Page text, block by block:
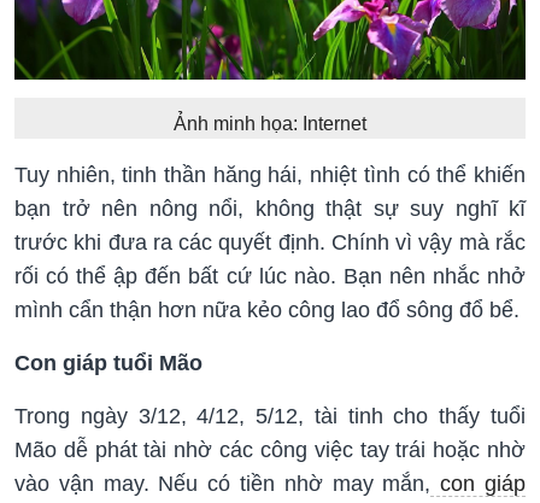
Ảnh minh họa: Internet
Tuy nhiên, tinh thần hăng hái, nhiệt tình có thể khiến
bạn trở nên nông nổi, không thật sự suy nghĩ kĩ
trước khi đưa ra các quyết định. Chính vì vậy mà rắc
rối có thể ập đến bất cứ lúc nào. Bạn nên nhắc nhở
mình cẩn thận hơn nữa kẻo công lao đổ sông đổ bể.
Con giáp tuổi Mão
Trong ngày 3/12, 4/12, 5/12, tài tinh cho thấy tuổi
Mão dễ phát tài nhờ các công việc tay trái hoặc nhờ
vào vận may. Nếu có tiền nhờ may mắn, con giáp